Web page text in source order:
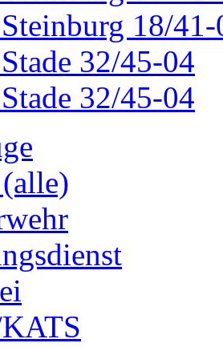
18/41-
32/45-04
32/45-04